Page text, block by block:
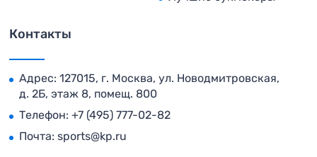
Контакты
Адрес: 127015, г. Москва, ул. Новодмитровская,
д. 2Б, этаж 8, помещ. 800
Телефон: +7 (495) 777-02-82
Почта: sports@kp.ru